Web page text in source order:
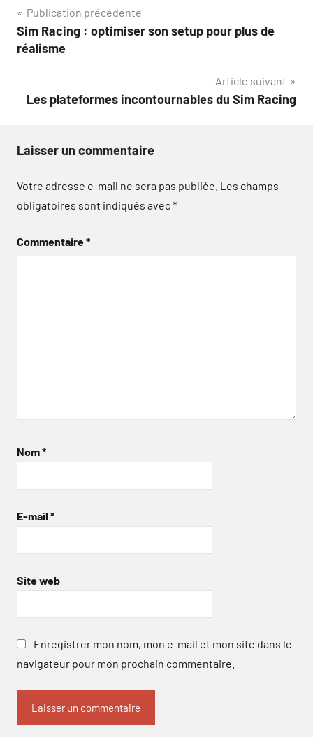
Navigation
de
Publication précédente
Sim Racing : optimiser son setup pour plus de
réalisme
Article suivant
Les plateformes incontournables du Sim Racing
Laisser un commentaire
Votre adresse e-mail ne sera pas publiée. Les champs
obligatoires sont indiqués avec*
Commentaire*
Nom*
E-mail *
Site web
Enregistrer mon nom, mon e-mail et mon site dans le
navigateur pour mon prochain commentaire.